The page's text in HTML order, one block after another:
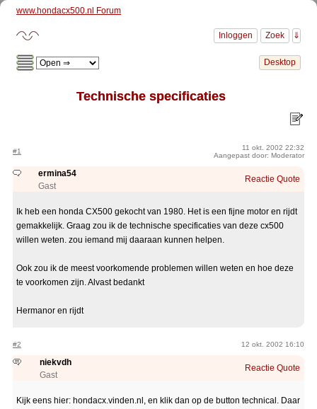
www.hondacx500.nl Forum
Technische specificaties
#1
11 okt. 2002 22:32
Aangepast door: Moderator
ermina54
Gast
Reactie Quote
Ik heb een honda CX500 gekocht van 1980. Het is een fijne motor en rijdt
gemakkelijk. Graag zou ik de technische specificaties van deze cx500
willen weten. zou iemand mij daaraan kunnen helpen.
Ook zou ik de meest voorkomende problemen willen weten en hoe deze
te voorkomen zijn. Alvast bedankt
Hermanor en rijdt
#2 12 okt. 2002 16:10
niekvdh
Gast
Reactie Quote
Kijk eens hier: hondacx.vinden.nl, en klik dan op de button technical. Daar